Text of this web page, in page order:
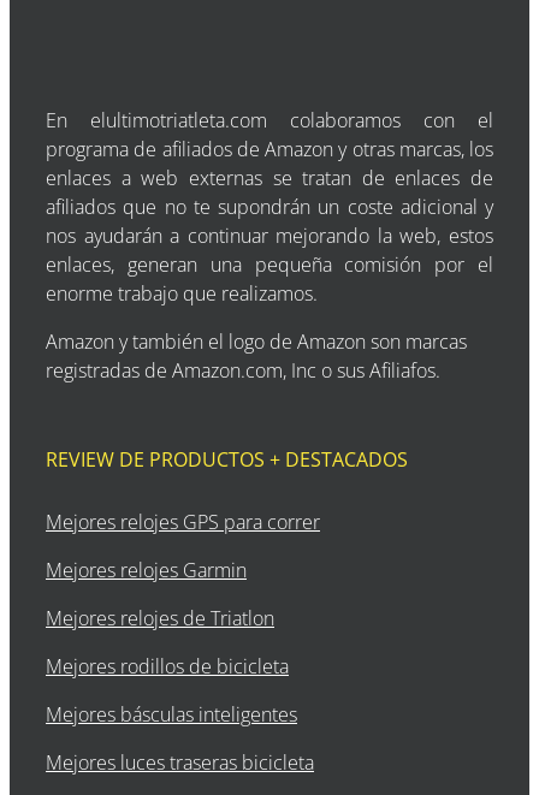
En elultimotriatleta.com colaboramos con el
programa de afiliados de Amazon y otras marcas, los
enlaces a web externas se tratan de enlaces de
afiliados que no te supondrán un coste adicional y
nos ayudarán a continuar mejorando la web, estos
enlaces, generan una pequeña comisión por el
enorme trabajo que realizamos.
Amazon y también el logo de Amazon son marcas
registradas de Amazon.com, Inc o sus Afiliafos.
REVIEW DE PRODUCTOS + DESTACADOS
Mejores relojes GPS para correr
Mejores relojes Garmin
Mejores relojes de Triatlon
Mejores rodillos de bicicleta
Mejores básculas inteligentes
Mejores luces traseras bicicleta